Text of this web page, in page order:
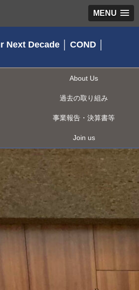
MENU
Next Decade │ COND │
About Us
過去の取り組み
事業報告・決算書等
Join us